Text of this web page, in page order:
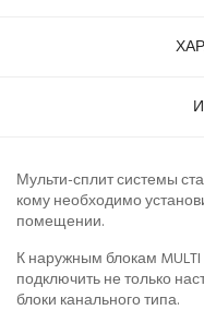
Мульти-сплит системы
кому необходимо
помещении.
К наружным блокам MULTI
подключить не только
блоки канального типа.